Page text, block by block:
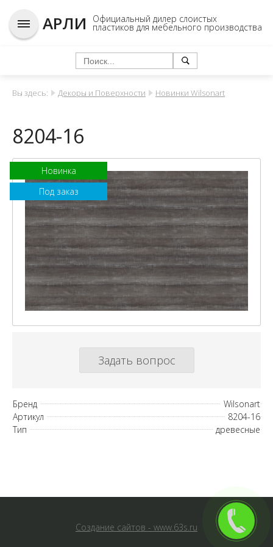
АРЛИ Официальный дилер слоистых
пластиков для мебельного производства
Вы здесь: Декоры и Поверхности Новинки Wilsonart
8204-16
Новинка
Под заказ
Задать вопрос
Бренд
Wilsonart
Артикул
8204-16
Тип
древесные
Создание сайтов - www.63s.ru